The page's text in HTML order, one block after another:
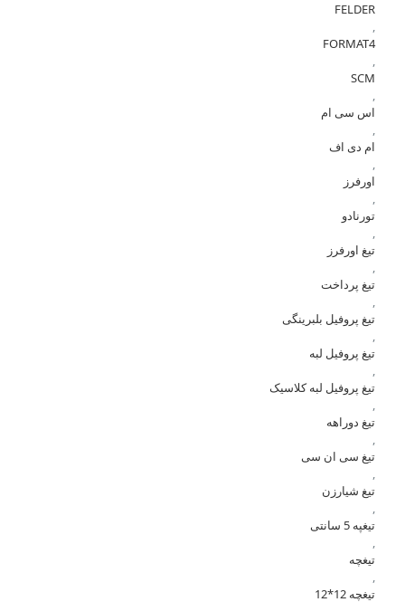
FELDER
,
FORMAT4
,
SCM
,
اس سی ام
,
ام دی اف
,
اورفرز
,
تورنادو
,
تیغ اورفرز
,
تیغ پرداخت
,
تیغ پروفیل بلبرینگی
,
تیغ پروفیل لبه
,
تیغ پروفیل لبه کلاسیک
,
تیغ دوراهه
,
تیغ سی ان سی
,
تیغ شیارزن
,
تیغپه 5 سانتی
,
تیغچه
,
تیغچه 12*12